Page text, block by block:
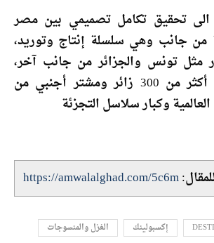
تحقيق تكامل تصميمي بين مصر
من جانب وهي سلسلة إنتاج وتوريد،
مثل تونس والجزائر من جانب آخر،
ومدعو بالمعرض أكثر من 300 زائر ومشتر أجنبي من
وكبار سلاسل التجزئة
https://amwalalghad.com/5c6m
إكسبولينك
الغزل والمنسوجات